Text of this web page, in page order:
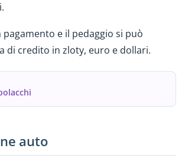
e il pedaggio si può
di credito in zloty, euro e dollari.
auto